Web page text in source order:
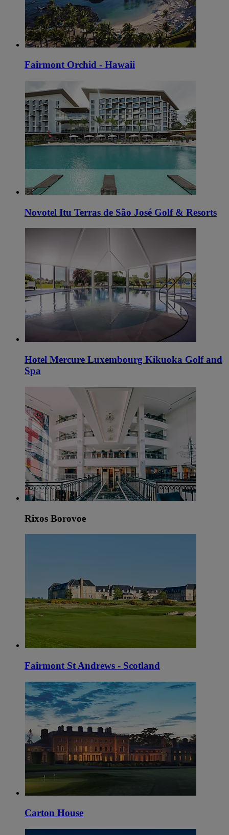
Fairmont Orchid - Hawaii
Novotel Itu Terras de São José Golf & Resorts
Hotel Mercure Luxembourg Kikuoka Golf and
Spa
Rixos Borovoe
Fairmont St Andrews - Scotland
Carton House